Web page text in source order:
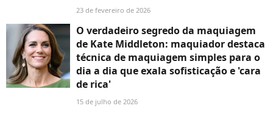
23 de fevereiro de 2026
O verdadeiro segredo da maquiagem
de Kate Middleton: maquiador destaca
técnica de maquiagem simples para o
dia a dia que exala sofisticação e 'cara
de rica'
15 de julho de 2026